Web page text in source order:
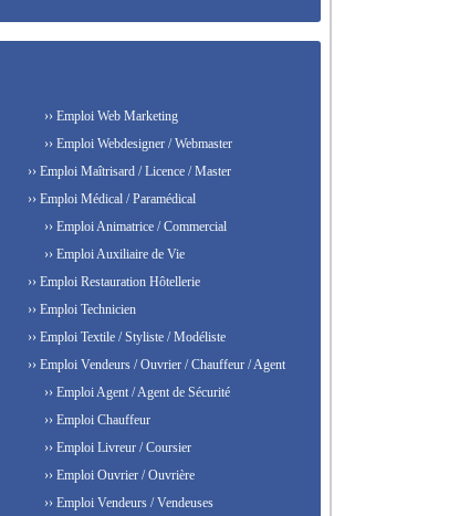
›› Emploi Web Marketing
›› Emploi Webdesigner / Webmaster
›› Emploi Maîtrisard / Licence / Master
›› Emploi Médical / Paramédical
›› Emploi Animatrice / Commercial
›› Emploi Auxiliaire de Vie
›› Emploi Restauration Hôtellerie
›› Emploi Technicien
›› Emploi Textile / Styliste / Modéliste
›› Emploi Vendeurs / Ouvrier / Chauffeur / Agent
›› Emploi Agent / Agent de Sécurité
›› Emploi Chauffeur
›› Emploi Livreur / Coursier
›› Emploi Ouvrier / Ouvrière
›› Emploi Vendeurs / Vendeuses